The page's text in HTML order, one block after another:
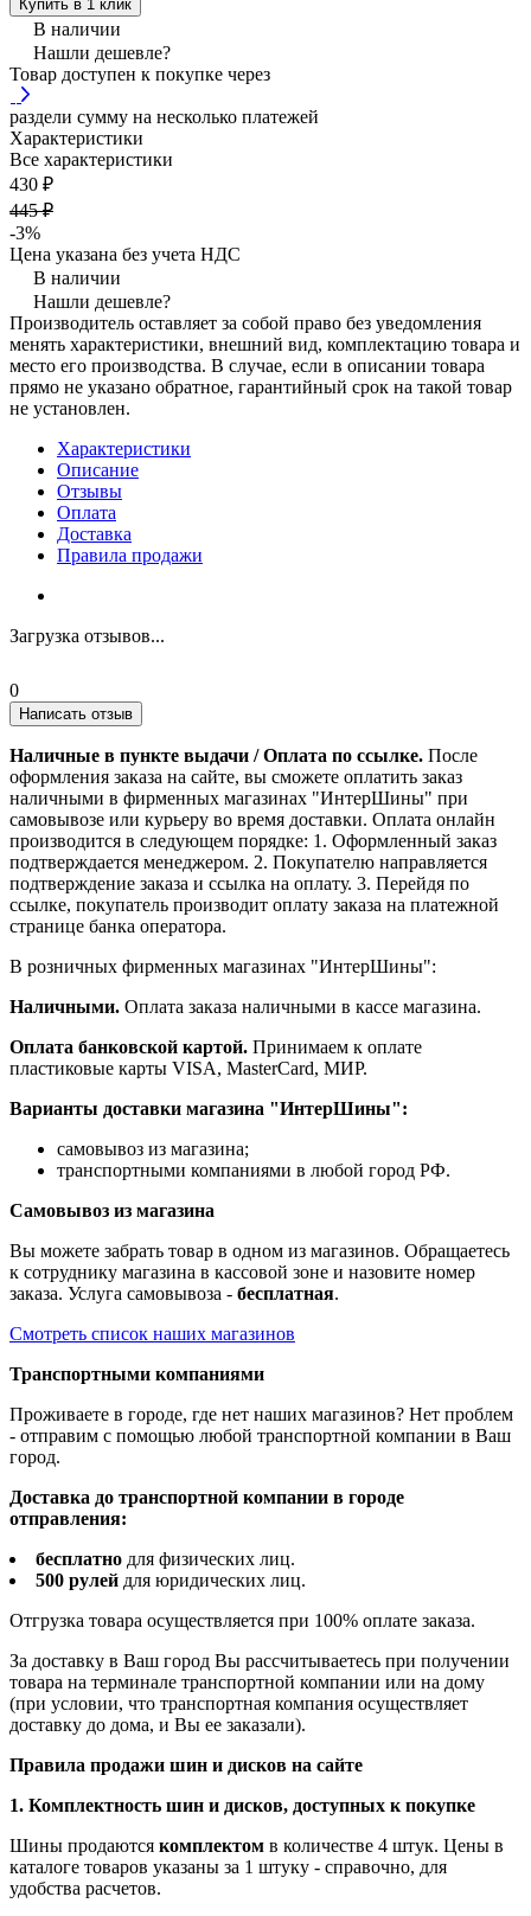
Купить в 1 клик
В наличии
Нашли дешевле?
Товар доступен к покупке через
раздели сумму на несколько платежей
Характеристики
Все характеристики
430 ₽
445 ₽
-3%
Цена указана без учета НДС
В наличии
Нашли дешевле?
Производитель оставляет за собой право без уведомления
менять характеристики, внешний вид, комплектацию товара и
место его производства. В случае, если в описании товара
прямо не указано обратное, гарантийный срок на такой товар
не установлен.
Характеристики
Описание
Отзывы
Оплата
Доставка
Правила продажи
Загрузка отзывов...
0
Написать отзыв
Наличные в пункте выдачи / Оплата по ссылке. После
оформления заказа на сайте, вы сможете оплатить заказ
наличными в фирменных магазинах "ИнтерШины" при
самовывозе или курьеру во время доставки. Оплата онлайн
производится в следующем порядке: 1. Оформленный заказ
подтверждается менеджером. 2. Покупателю направляется
подтверждение заказа и ссылка на оплату. 3. Перейдя по
ссылке, покупатель производит оплату заказа на платежной
странице банка оператора.
В розничных фирменных магазинах "ИнтерШины":
Наличными. Оплата заказа наличными в кассе магазина.
Оплата банковской картой. Принимаем к оплате
пластиковые карты VISA, MasterCard, МИР.
Варианты доставки магазина "ИнтерШины":
самовывоз из магазина;
транспортными компаниями в любой город РФ.
Самовывоз из магазина
Вы можете забрать товар в одном из магазинов. Обращаетесь
к сотруднику магазина в кассовой зоне и назовите номер
заказа. Услуга самовывоза - бесплатная.
Смотреть список наших магазинов
Транспортными компаниями
Проживаете в городе, где нет наших магазинов? Нет проблем
- отправим с помощью любой транспортной компании в Ваш
город.
Доставка до транспортной компании в городе
отправления:
бесплатно для физических лиц.
500 рулей для юридических лиц.
Отгрузка товара осуществляется при 100% оплате заказа.
За доставку в Ваш город Вы рассчитываетесь при получении
товара на терминале транспортной компании или на дому
(при условии, что транспортная компания осуществляет
доставку до дома, и Вы ее заказали).
Правила продажи шин и дисков на сайте
1. Комплектность шин и дисков, доступных к покупке
Шины продаются комплектом в количестве 4 штук. Цены в
каталоге товаров указаны за 1 штуку - справочно, для
удобства расчетов.